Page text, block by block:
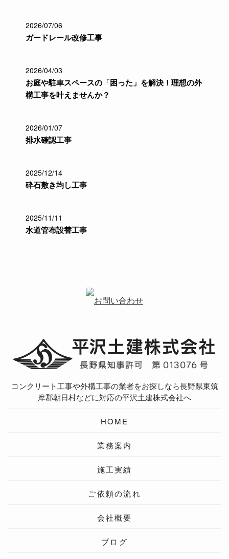
2026/07/06
ガードレール改修工事
2026/04/03
お庭や駐車スペースの「困った」を解決！理想の外
構工事を叶えませんか？
2026/01/07
排水確認工事
2025/12/14
砕石敷き均し工事
2025/11/11
水道管布設替工事
コンクリート工事や外構工事の業者をお探しなら長野県東筑
摩郡朝日村などに対応の平沢土建株式会社へ
HOME
業務案内
施工実績
ご依頼の流れ
会社概要
ブログ